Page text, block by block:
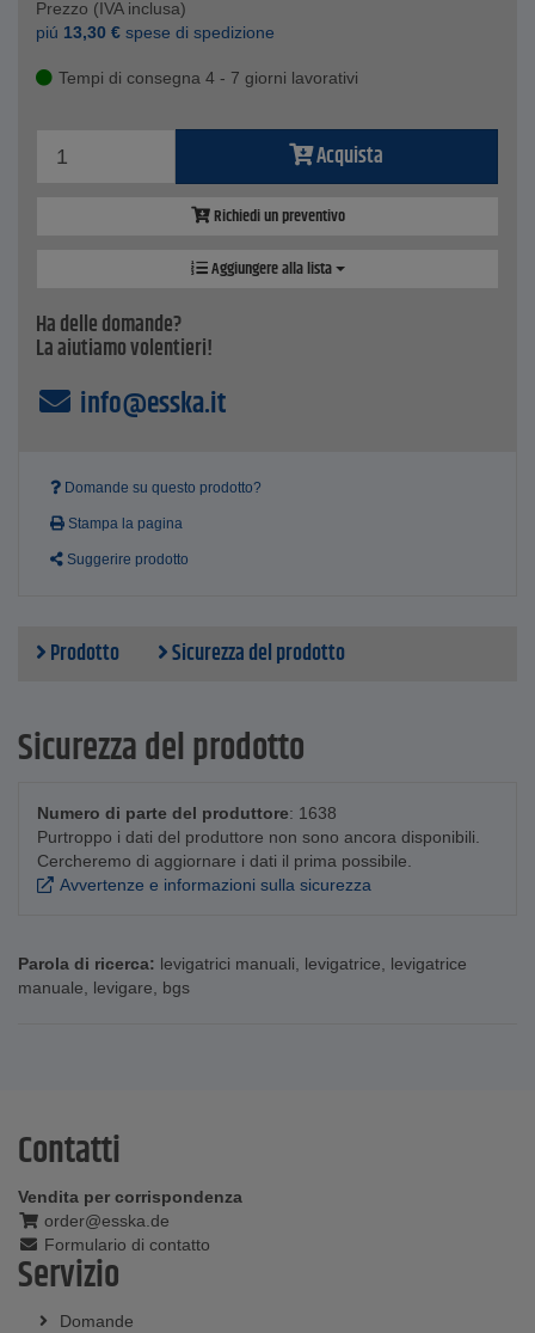
Prezzo (IVA inclusa)
piú 13,30 € spese di spedizione
Tempi di consegna 4 - 7 giorni lavorativi
Acquista
Richiedi un preventivo
Aggiungere alla lista
Ha delle domande?
La aiutiamo volentieri!
info@esska.it
Domande su questo prodotto?
Stampa la pagina
Suggerire prodotto
Prodotto Sicurezza del prodotto
Sicurezza del prodotto
Numero di parte del produttore: 1638
Purtroppo i dati del produttore non sono ancora disponibili.
Cercheremo di aggiornare i dati il prima possibile.
Avvertenze e informazioni sulla sicurezza
Parola di ricerca: levigatrici manuali, levigatrice, levigatrice
manuale, levigare, bgs
Contatti
Vendita per corrispondenza
order@esska.de
Formulario di contatto
Servizio
Domande